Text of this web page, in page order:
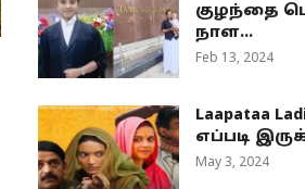
குழந்தை
நாள...
Feb 13, 2024
Laapataa
எப்படி
May 3, 2024